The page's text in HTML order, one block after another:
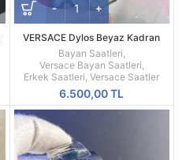
VERSACE Dylos Beyaz Kadran
Sarı Kasa
Bayan Saatleri,
Versace Bayan Saatleri,
Erkek Saatleri,Versace Saatler
6.500,00TL